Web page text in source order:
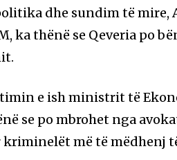
dhe sundim të mire,
ka thënë se Qeveria po
e ish ministrit të
se po mbrohet nga
më të mëdhenj